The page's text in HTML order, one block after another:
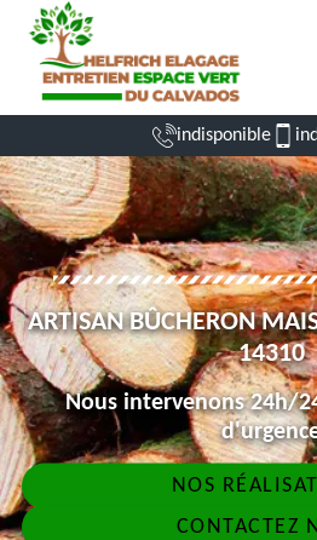
indisponible
ARTISAN BÛCHERON
14310
Nous intervenons 24h/
NOS
CONTACTEZ